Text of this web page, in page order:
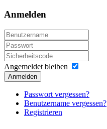
Anmelden
Angemeldet bleiben
Anmelden
Passwort vergessen?
Benutzername vergessen?
Registrieren